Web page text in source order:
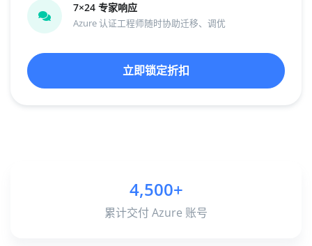
7×24 专家响应
Azure 认证工程师随时协助迁移、调优
立即锁定折扣
4,500+
累计交付 Azure 账号